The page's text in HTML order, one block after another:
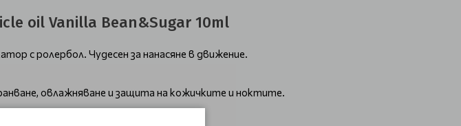
oil Vanilla Bean&Sugar 10ml
с ролербол. Чудесен за нанасяне в движение.
овлажняване и защита на кожичките и ноктите.